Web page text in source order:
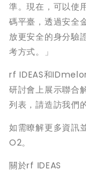
準。現在，可以使
碼平臺，透過安全
放更安全的身分驗
考方式。」
rf IDEAS和
研討會上展示聯合
列表，請造訪我們
如需瞭解更多資訊
O2。
關於rf IDEAS